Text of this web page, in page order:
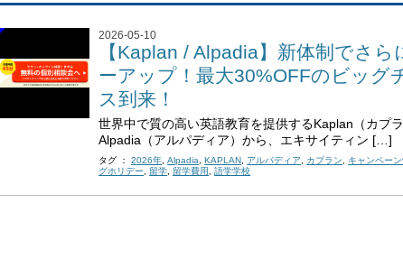
2026-05-10
【Kaplan / Alpadia】新体制でさら
ーアップ！最大30%OFFのビッグ
ス到来！
世界中で質の高い英語教育を提供するKaplan（カプ
Alpadia（アルパディア）から、エキサイティン […]
タグ ：2026年,Alpadia, KAPLAN, アルパディア, カプラン, キャンペー
グホリデー,留学,留学費用 ,語学学校